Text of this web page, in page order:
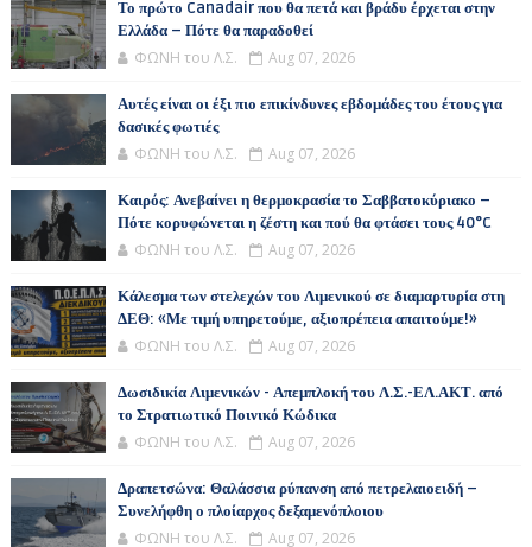
Το πρώτο Canadair που θα πετά και βράδυ έρχεται στην
Ελλάδα – Πότε θα παραδοθεί
ΦΩΝΗ του Λ.Σ. Aug 07, 2026
Αυτές είναι οι έξι πιο επικίνδυνες εβδομάδες του έτους για
δασικές φωτιές
ΦΩΝΗ του Λ.Σ. Aug 07, 2026
Καιρός: Ανεβαίνει η θερμοκρασία το Σαββατοκύριακο –
Πότε κορυφώνεται η ζέστη και πού θα φτάσει τους 40°C
ΦΩΝΗ του Λ.Σ. Aug 07, 2026
Κάλεσμα των στελεχών του Λιμενικού σε διαμαρτυρία στη
ΔΕΘ: «Με τιμή υπηρετούμε, αξιοπρέπεια απαιτούμε!»
ΦΩΝΗ του Λ.Σ. Aug 07, 2026
Δωσιδικία Λιμενικών - Απεμπλοκή του Λ.Σ.-ΕΛ.ΑΚΤ. από
το Στρατιωτικό Ποινικό Κώδικα
ΦΩΝΗ του Λ.Σ. Aug 07, 2026
Δραπετσώνα: Θαλάσσια ρύπανση από πετρελαιοειδή –
Συνελήφθη ο πλοίαρχος δεξαμενόπλοιου
ΦΩΝΗ του Λ.Σ. Aug 07, 2026